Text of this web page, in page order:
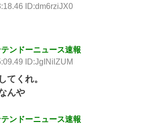
ID:dm6rziJX0
ンドーニュース速報
ID:JgINilZUM
てくれ。
んや
ンドーニュース速報